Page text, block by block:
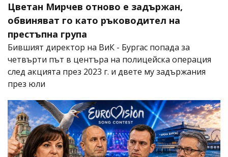
Цветан Мирчев отново е задържан,
обвиняват го като ръководител на
престъпна група
Бившият директор на ВиК - Бургас попада за
четвърти път в центъра на полицейска операция
след акцията през 2023 г. и двете му задържания
през юли